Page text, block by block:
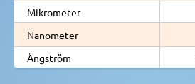
Mikrometer
Nanometer
Ångström